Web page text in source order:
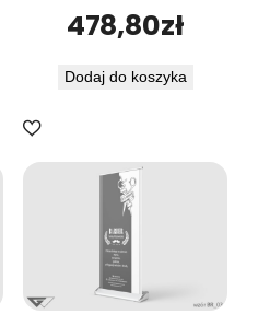
478,80zł
Dodaj do koszyka